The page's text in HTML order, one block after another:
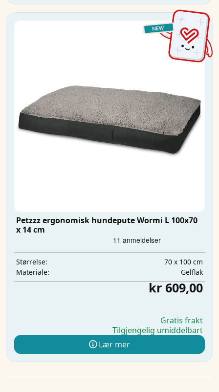
Petzzz ergonomisk hundepute Wormi L 100x70
x 14 cm
Størrelse:
70 x 100 cm
Materiale:
Gelflak
kr 609,00
Gratis frakt
Tilgjengelig umiddelbart
Lær mer